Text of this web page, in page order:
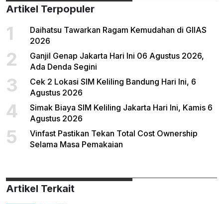
Artikel Terpopuler
1
Daihatsu Tawarkan Ragam Kemudahan di GIIAS
2026
2
Ganjil Genap Jakarta Hari Ini 06 Agustus 2026,
Ada Denda Segini
3
Cek 2 Lokasi SIM Keliling Bandung Hari Ini, 6
Agustus 2026
4
Simak Biaya SIM Keliling Jakarta Hari Ini, Kamis 6
Agustus 2026
5
Vinfast Pastikan Tekan Total Cost Ownership
Selama Masa Pemakaian
Artikel Terkait